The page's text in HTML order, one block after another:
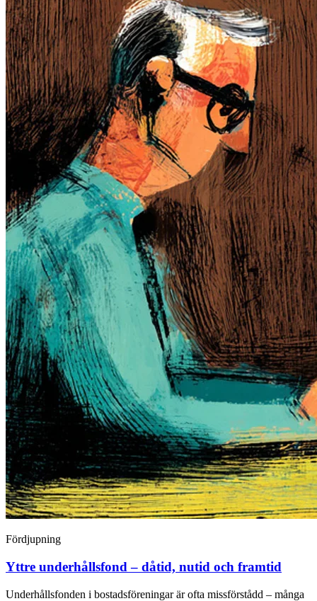
Fördjupning
Yttre underhållsfond – dåtid, nutid och framtid
Underhållsfonden i bostadsföreningar är ofta missförstådd – många